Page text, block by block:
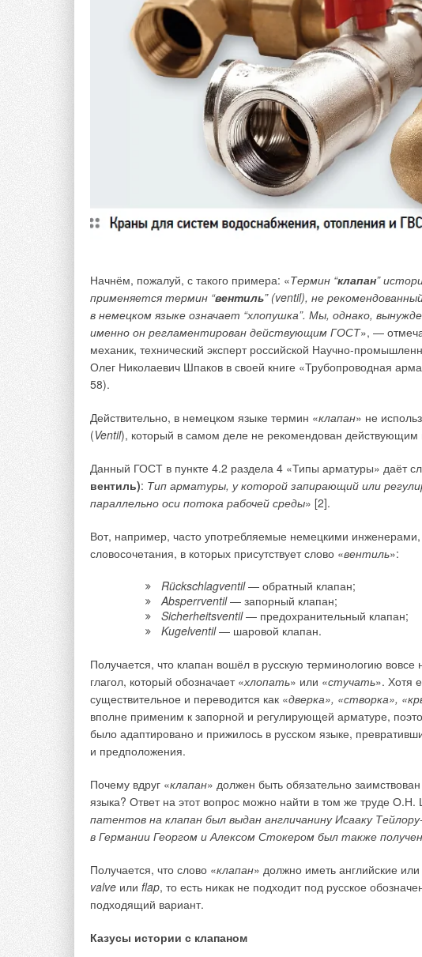
Начнём, пожалуй, с такого примера: «Термин “клапан”
применяется термин “вентиль” (ventil), не
в немецком языке означает “хлопушка”. Мы, однако,
именно он регламентирован действующим ГОСТ», —
механик, технический эксперт российской Научно-
Олег Николаевич Шпаков в своей книге «Трубопроводная
58).
Действительно, в немецком языке термин «клапан» не
(Ventil), который в самом деле не рекомендован
Данный ГОСТ в пункте 4.2 раздела 4 «Типы арматуры» даёт
вентиль): Тип арматуры, у которой запирающий или
параллельно оси потока рабочей среды» [2].
Вот, например, часто употребляемые немецкими
словосочетания, в которых присутствует слово «вентиль»:
Rückschlagventil— обратный клапан;
Absperrventil— запорный клапан;
Sicherheitsventil— предохранительный клапан;
Kugelventil— шаровой клапан.
Получается, что клапан вошёл в русскую терминологию вовсе
глагол, который обозначает «хлопать» или «стучать». Хотя
существительное и переводится как «дверка», «створка»,
вполне применим к запорной и регулирующей арматуре,
было адаптировано и прижилось в русском языке,
и предположения.
Почему вдруг «клапан» должен быть обязательно
языка? Ответ на этот вопрос можно найти в том же труде
патентов на клапан был выдан англичанину Исааку
в Германии Георгом и Алексом Стокером был также
Получается, что слово «клапан» должно иметь английские
valve или flap, то есть никак не подходит под русское
подходящий вариант.
Казусы истории с клапаном
во Франции на пресс-форме нового поколения, которая
упакован в небольшую перерабатываемую картонную коробку.
SLIM+ запатентован, его конструкция и дизайн
во Франции.
WIRQUIN — это инновационная семейная международная
потребности клиентов и создаём инновационные
потребителей проще и помогают профессионалам и
стремимся к повышению уровня комфорта и гигиены, а
на окружающую среду. Мы предлагаем умные и
Читайте по теме: → Wirquin: инновационные
ЖУРНАЛ СОК ИЮНЬ 2023
→
Одиннадцать лет спустя:
переизобретению туалета
ЖУРНАЛ СОК АВГУСТ 2025
смывных бачков с боковой
ЖУРНАЛ СОК ИЮЛЬ 2024
Безремонтная
ЖУРНАЛ СОК МАЙ 2024